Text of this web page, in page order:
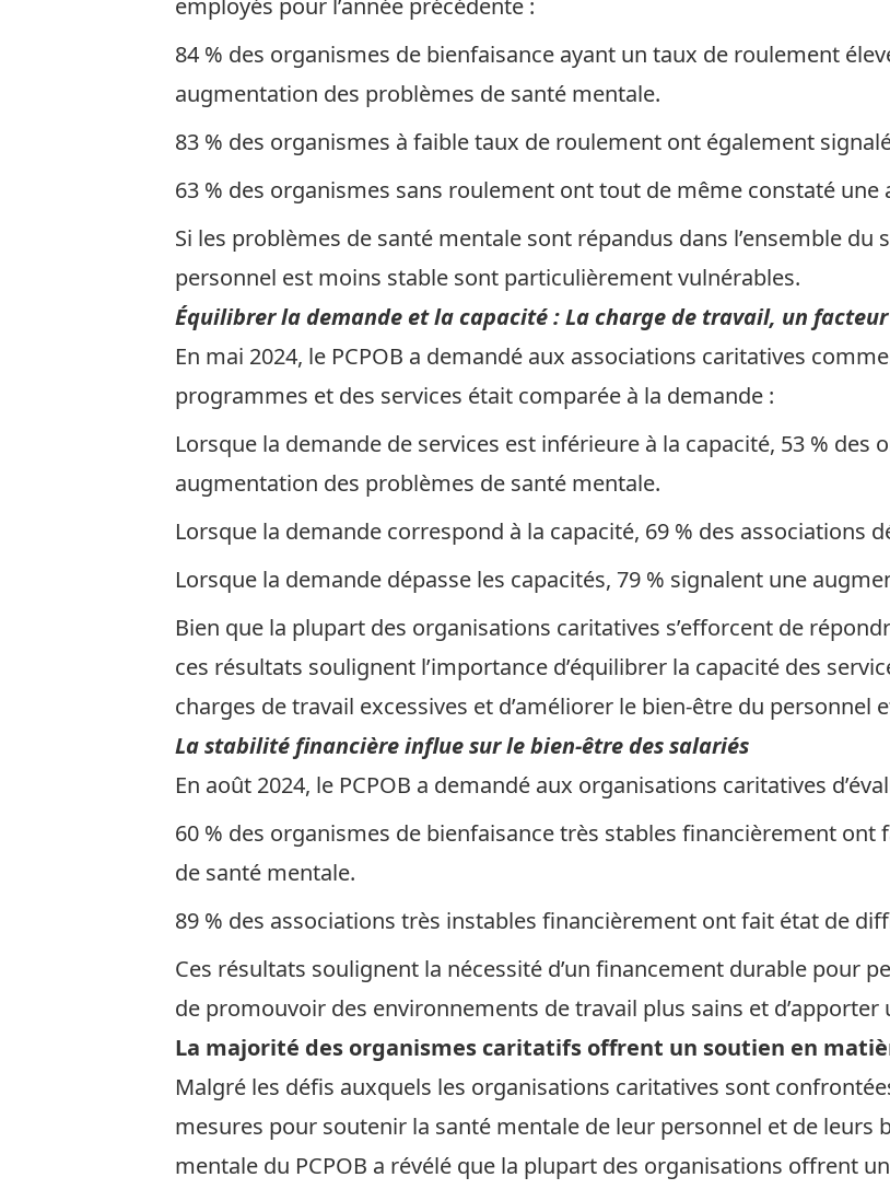
employés pour l’année précédente :
84 % des organismes de bienfaisance ayant un taux de roulement
augmentation des problèmes de santé mentale.
83 % des organismes à faible taux de roulement ont également
63 % des organismes sans roulement ont tout de même constaté une
Si les problèmes de santé mentale sont répandus dans l’ensemble du
personnel est moins stable sont particulièrement vulnérables.
Équilibrer la demande et la capacité : La charge de travail, un
En mai 2024, le PCPOB a demandé aux associations caritatives
programmes et des services était comparée à la demande :
Lorsque la demande de services est inférieure à la capacité, 53 % des
augmentation des problèmes de santé mentale.
Lorsque la demande correspond à la capacité, 69 % des associations
Lorsque la demande dépasse les capacités, 79 % signalent une
Bien que la plupart des organisations caritatives s’efforcent de
ces résultats soulignent l’importance d’équilibrer la capacité des
charges de travail excessives et d’améliorer le bien-être du personnel
La stabilité financière influe sur le bien-être des salariés
En août 2024, le PCPOB a demandé aux organisations caritatives
60 % des organismes de bienfaisance très stables financièrement
de santé mentale.
89 % des associations très instables financièrement ont fait état de
Ces résultats soulignent la nécessité d’un financement durable pour
de promouvoir des environnements de travail plus sains et
La majorité des organismes caritatifs offrent un soutien en
Malgré les défis auxquels les organisations caritatives sont
mesures pour soutenir la santé mentale de leur personnel et de leurs
mentale du PCPOB a révélé que la plupart des organisations offrent